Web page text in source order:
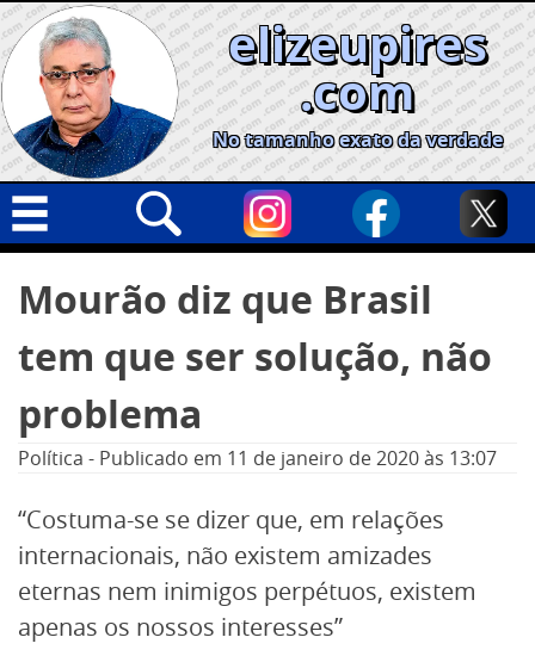
Skip
to
content
elizeupires
.com
No tamanho exato da verdade
Geral
Cidades
Nacional
Informe especial
por:
Mourão diz que Brasil
tem que ser solução, não
problema
Política - Publicado em 11 de janeiro de 2020às 13:07
“Costuma-se se dizer que, em relações
internacionais, não existem amizades
eternas nem inimigos perpétuos, existem
apenas os nossos interesses”